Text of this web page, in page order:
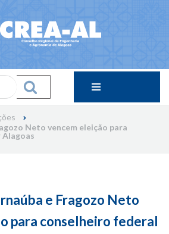
Neto vencem eleição para
e Fragozo Neto
para conselheiro federal